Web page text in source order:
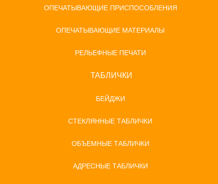
ОПЕЧАТЫВАЮЩИЕ ПРИСПОСОБЛЕНИЯ
ОПЕЧАТЫВАЮЩИЕ МАТЕРИАЛЫ
РЕЛЬЕФНЫЕ ПЕЧАТИ
ТАБЛИЧКИ
БЕЙДЖИ
СТЕКЛЯННЫЕ ТАБЛИЧКИ
ОБЪЕМНЫЕ ТАБЛИЧКИ
АДРЕСНЫЕ ТАБЛИЧКИ